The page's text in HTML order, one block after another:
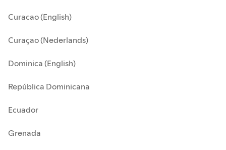
Curacao (English)
Curaçao (Nederlands)
Dominica (English)
República Dominicana
Ecuador
Grenada